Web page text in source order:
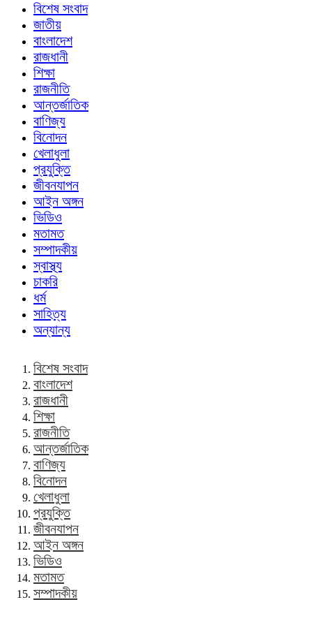
বিশেষ সংবাদ
জাতীয়
বাংলাদেশ
রাজধানী
শিক্ষা
রাজনীতি
আন্তর্জাতিক
বাণিজ্য
বিনোদন
খেলাধুলা
প্রযুক্তি
জীবনযাপন
আইন অঙ্গন
ভিডিও
মতামত
সম্পাদকীয়
স্বাস্থ্য
চাকরি
ধর্ম
সাহিত্য
অন্যান্য
বিশেষ সংবাদ
বাংলাদেশ
রাজধানী
শিক্ষা
রাজনীতি
আন্তর্জাতিক
বাণিজ্য
বিনোদন
খেলাধুলা
প্রযুক্তি
জীবনযাপন
আইন অঙ্গন
ভিডিও
মতামত
সম্পাদকীয়